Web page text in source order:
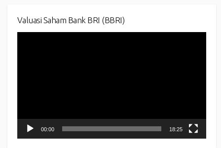
Valuasi Saham Bank BRI (BBRI)
00:00 18:25